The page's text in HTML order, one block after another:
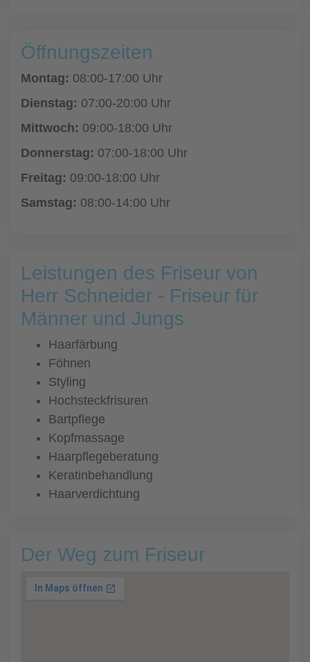
Öffnungszeiten
Montag: 08:00-17:00 Uhr
Dienstag: 07:00-20:00 Uhr
Mittwoch: 09:00-18:00 Uhr
Donnerstag: 07:00-18:00 Uhr
Freitag: 09:00-18:00 Uhr
Samstag: 08:00-14:00 Uhr
Leistungen des Friseur von
Herr Schneider - Friseur für
Männer und Jungs
Haarfärbung
Föhnen
Styling
Hochsteckfrisuren
Bartpflege
Kopfmassage
Haarpflegeberatung
Keratinbehandlung
Haarverdichtung
Der Weg zum Friseur